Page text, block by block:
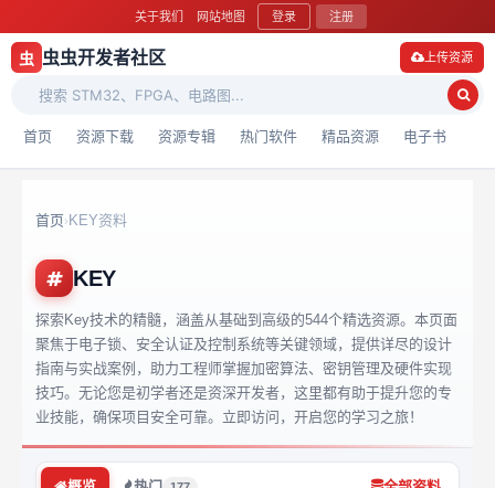
关于我们 网站地图 登录 注册
虫 虫虫开发者社区
首页 资源下载 资源专辑 热门软件 精品资源 电子书
上传资源
首页› KEY资料
KEY
探索Key技术的精髓，涵盖从基础到高级的544个精选资源。本页面
聚焦于电子锁、安全认证及控制系统等关键领域，提供详尽的设计
指南与实战案例，助力工程师掌握加密算法、密钥管理及硬件实现
技巧。无论您是初学者还是资深开发者，这里都有助于提升您的专
业技能，确保项目安全可靠。立即访问，开启您的学习之旅！